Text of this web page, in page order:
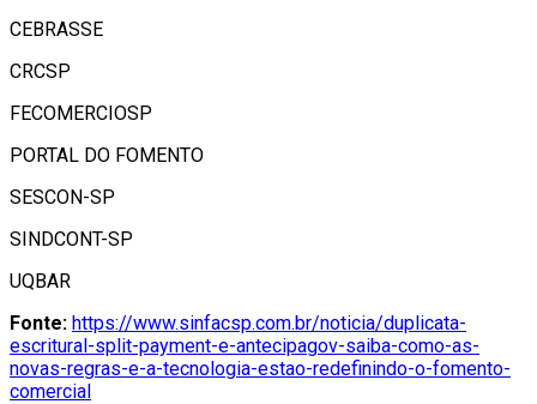
CEBRASSE
CRCSP
FECOMERCIOSP
PORTAL DO FOMENTO
SESCON-SP
SINDCONT-SP
UQBAR
Fonte: https://www.sinfacsp.com.br/noticia/duplicata-
escritural-split-payment-e-antecipagov-saiba-como-as-
novas-regras-e-a-tecnologia-estao-redefinindo-o-fomento-
comercial